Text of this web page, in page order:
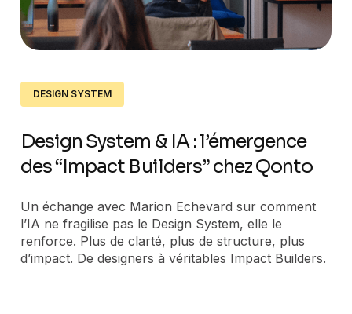
DESIGN SYSTEM
Design System & IA : l’émergence
des “Impact Builders” chez Qonto
Un échange avec Marion Echevard sur comment
l’IA ne fragilise pas le Design System, elle le
renforce. Plus de clarté, plus de structure, plus
d’impact. De designers à véritables Impact Builders.